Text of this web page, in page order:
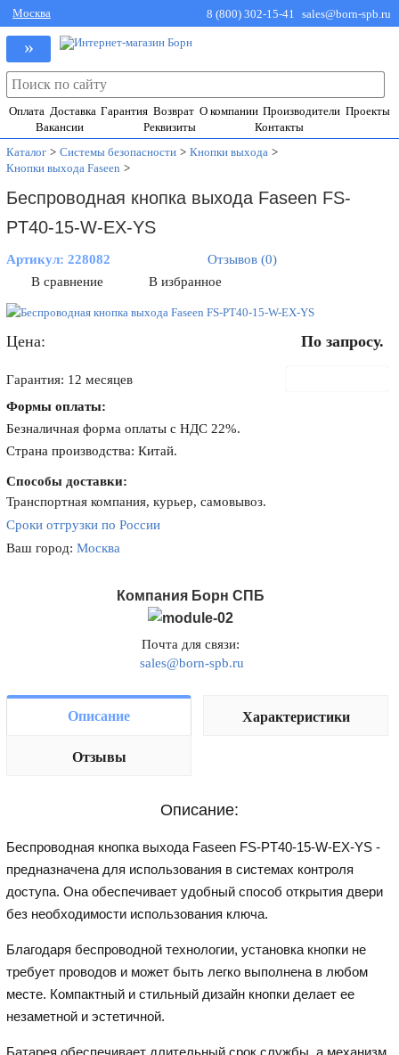
Москва 8 (800) 302-15-41 sales@born-spb.ru
»
Оплата Доставка Гарантия Возврат О компании Производители Проекты
Вакансии
Реквизиты
Контакты
Каталог > Системы безопасности > Кнопки выхода >
Кнопки выхода Faseen >
Беспроводная кнопка выхода Faseen FS-
PT40-15-W-EX-YS
Артикул:228082
Отзывов (0)
В сравнение
В избранное
Цена: По запросу.
Гарантия: 12 месяцев
Формы оплаты:
Безналичная форма оплаты с НДС 22%.
Страна производства: Китай.
Способы доставки:
Транспортная компания, курьер, самовывоз.
Сроки отгрузки по России
Ваш город:Москва
Компания Борн СПБ
Почта для связи:
sales@born-spb.ru
Описание Характеристики
Отзывы
Описание:
Беспроводная кнопка выхода Faseen FS-PT40-15-W-EX-YS -
предназначена для использования в системах контроля
доступа. Она обеспечивает удобный способ открытия двери
без необходимости использования ключа.
Благодаря беспроводной технологии, установка кнопки не
требует проводов и может быть легко выполнена в любом
месте. Компактный и стильный дизайн кнопки делает ее
незаметной и эстетичной.